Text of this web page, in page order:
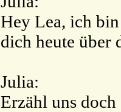
Hey Lea, ich
dich heute über
Julia:
Erzähl uns